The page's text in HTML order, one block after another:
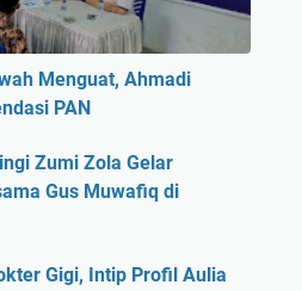
Menguat, Ahmadi
PAN
Zumi Zola Gelar
Gus Muwafiq di
Gigi, Intip Profil Aulia